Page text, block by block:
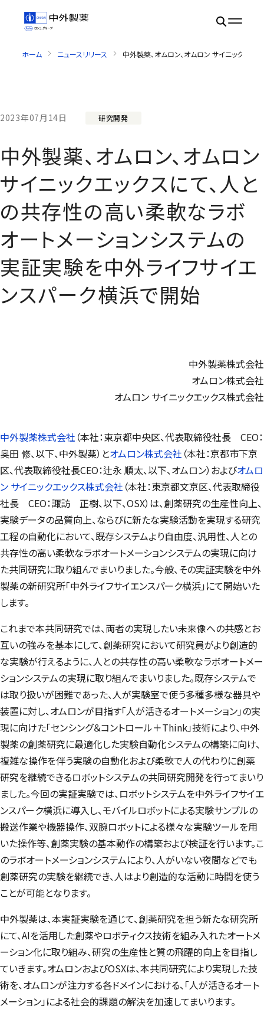
ホーム ニュースリリース 中外製薬、オムロン、オムロン サイニックエ
2023年07月14日 研究開発
中外製薬、オムロン、オムロン
サイニックエックスにて、人と
の共存性の高い柔軟なラボ
オートメーションシステムの
実証実験を中外ライフサイエ
ンスパーク横浜で開始
中外製薬株式会社
オムロン株式会社
オムロン サイニックエックス株式会社
中外製薬株式会社 （本社：東京都中央区、代表取締役社長 CEO：
奥田 修、以下、中外製薬）とオムロン株式会社 （本社：京都市下京
区、代表取締役社長CEO：辻永 順太、以下、オムロン）およびオムロ
ン サイニックエックス株式会社 （本社：東京都文京区、代表取締役
社長 CEO：諏訪 正樹、以下、OSX）は、創薬研究の生産性向上、
実験データの品質向上、ならびに新たな実験活動を実現する研究
工程の自動化において、既存システムより自由度、汎用性、人との
共存性の高い柔軟なラボオートメーションシステムの実現に向け
た共同研究に取り組んでまいりました。今般、その実証実験を中外
製薬の新研究所「中外ライフサイエンスパーク横浜」にて開始いた
します。
これまで本共同研究では、両者の実現したい未来像への共感とお
互いの強みを基本にして、創薬研究において研究員がより創造的
な実験が行えるように、人との共存性の高い柔軟なラボオートメー
ションシステムの実現に取り組んでまいりました。既存システムで
は取り扱いが困難であった、人が実験室で使う多種多様な器具や
装置に対し、オムロンが目指す「人が活きるオートメーション」の実
現に向けた「センシング＆コントロール＋Think」技術により、中外
製薬の創薬研究に最適化した実験自動化システムの構築に向け、
複雑な操作を伴う実験の自動化および柔軟で人の代わりに創薬
研究を継続できるロボットシステムの共同研究開発を行ってまいり
ました。今回の実証実験では、ロボットシステムを中外ライフサイエ
ンスパーク横浜に導入し、モバイルロボットによる実験サンプルの
搬送作業や機器操作、双腕ロボットによる様々な実験ツールを用
いた操作等、創薬実験の基本動作の構築および検証を行います。こ
のラボオートメーションシステムにより、人がいない夜間などでも
創薬研究の実験を継続でき、人はより創造的な活動に時間を使う
ことが可能となります。
中外製薬は、本実証実験を通じて、創薬研究を担う新たな研究所
にて、AIを活用した創薬やロボティクス技術を組み入れたオートメ
ーション化に取り組み、研究の生産性と質の飛躍的向上を目指し
ていきます。オムロンおよびOSXは、本共同研究により実現した技
術を、オムロンが注力する各ドメインにおける、「人が活きるオート
メーション」による社会的課題の解決を加速してまいります。